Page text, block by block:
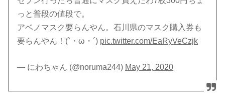
っと普段の値段で。
アベノマスク要らんやん。石川県のマスク購入券も
要らんやん！(`・ω・´) pic.twitter.com/EaRyVeCzjk
— にわちゃん (@noruma244) May 21, 2020